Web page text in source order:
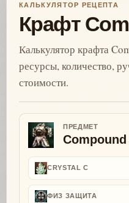
КАЛЬКУЛЯТОР РЕЦЕПТА
Крафт
Калькулятор крафта
ресурсы, количество,
стоимости.
ПРЕДМЕТ
CRYSTAL C
ФИЗ ЗАЩИТА